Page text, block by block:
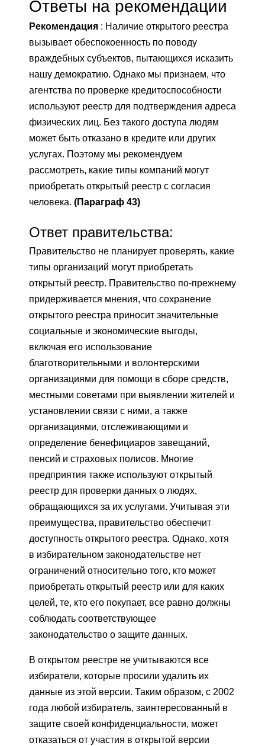
Ответы на рекомендации
Рекомендация : Наличие открытого реестра
вызывает обеспокоенность по поводу
враждебных субъектов, пытающихся исказить
нашу демократию. Однако мы признаем, что
агентства по проверке кредитоспособности
используют реестр для подтверждения адреса
физических лиц. Без такого доступа людям
может быть отказано в кредите или других
услугах. Поэтому мы рекомендуем
рассмотреть, какие типы компаний могут
приобретать открытый реестр с согласия
человека. (Параграф 43)
Ответ правительства:
Правительство не планирует проверять, какие
типы организаций могут приобретать
открытый реестр. Правительство по-прежнему
придерживается мнения, что сохранение
открытого реестра приносит значительные
социальные и экономические выгоды,
включая его использование
благотворительными и волонтерскими
организациями для помощи в сборе средств,
местными советами при выявлении жителей и
установлении связи с ними, а также
организациями, отслеживающими и
определение бенефициаров завещаний,
пенсий и страховых полисов. Многие
предприятия также используют открытый
реестр для проверки данных о людях,
обращающихся за их услугами. Учитывая эти
преимущества, правительство обеспечит
доступность открытого реестра. Однако, хотя
в избирательном законодательстве нет
ограничений относительно того, кто может
приобретать открытый реестр или для каких
целей, те, кто его покупает, все равно должны
соблюдать соответствующее
законодательство о защите данных.
В открытом реестре не учитываются все
избиратели, которые просили удалить их
данные из этой версии. Таким образом, с 2002
года любой избиратель, заинтересованный в
защите своей конфиденциальности, может
отказаться от участия в открытой версии